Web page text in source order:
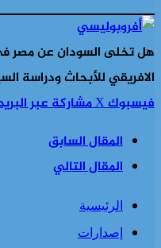
هل تخلى السودان عن مصر
الافريقي للأبحاث ودراسة
فيسبوك‫Xمشاركة عبر
المقال السابق
المقال التالي
الرئيسية
إصدارات